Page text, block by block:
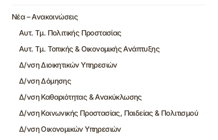
Νέα – Ανακοινώσεις
Αυτ. Τμ. Πολιτικής Προστασίας
Αυτ. Τμ. Τοπικής & Οικονομικής Ανάπτυξης
Δ/νση Διοικητικών Υπηρεσιών
Δ/νση Δόμησης
Δ/νση Καθαριότητας & Ανακύκλωσης
Δ/νση Κοινωνικής Προστασίας, Παιδείας & Πολιτισμού
Δ/νση Οικονομικών Υπηρεσιών